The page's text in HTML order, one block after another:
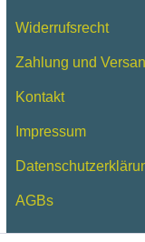
Widerrufsrecht
Zahlung und
Kontakt
Impressum
AGBs